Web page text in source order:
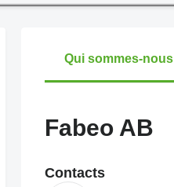
Qui sommes-nous
Fabeo AB
Contacts